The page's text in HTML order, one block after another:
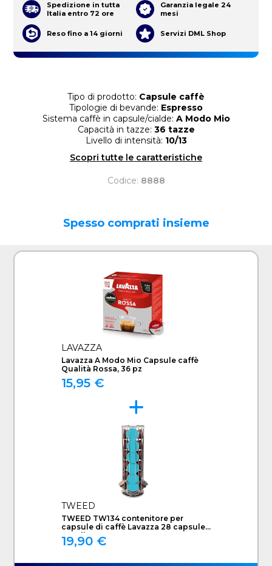
Tipo di prodotto: Capsule caffè
Tipologie di bevande: Espresso
Sistema caffè in capsule/cialde: A Modo Mio
Capacità in tazze: 36 tazze
Livello di intensità: 10/13
Scopri tutte le caratteristiche
Codice: 8888
Spedizione in tutta
Italia entro 72 ore
Garanzia legale 24
mesi
Reso fino a 14 giorni Servizi DML Shop
Spesso comprati insieme
LAVAZZA
Lavazza A Modo Mio Capsule caffè
Qualità Rossa, 36 pz
15,95 €
TWEED
TWEED TW134 contenitore per
capsule di caffè Lavazza 28 capsule
Metallo Cromo
19,90 €